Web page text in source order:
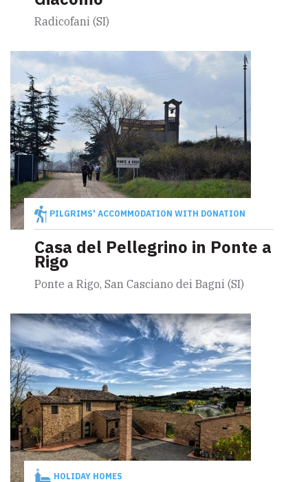
Radicofani (SI)
PILGRIMS' ACCOMMODATION WITH DONATION
Casa del Pellegrino in Ponte a
Rigo
Ponte a Rigo, San Casciano dei Bagni (SI)
HOLIDAY HOMES